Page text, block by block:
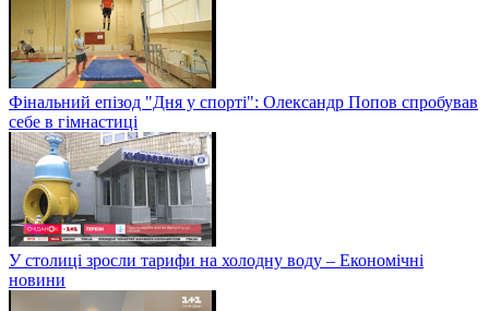
Фінальний епізод "Дня у спорті": Олександр Попов спробував
себе в гімнастиці
У столиці зросли тарифи на холодну воду – Економічні
новини